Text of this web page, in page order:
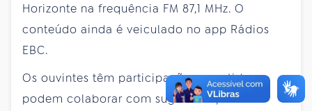
Horizonte na frequência FM 87,1 MHz. O
conteúdo ainda é veiculado no app Rádios
EBC.
Os ouvintes têm participação garantida e
podem colaborar com sugestões para a